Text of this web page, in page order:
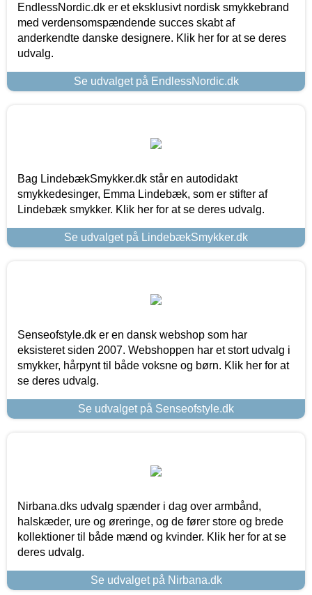
EndlessNordic.dk er et eksklusivt nordisk smykkebrand
med verdensomspændende succes skabt af
anderkendte danske designere. Klik her for at se deres
udvalg.
Se udvalget på EndlessNordic.dk
Bag LindebækSmykker.dk står en autodidakt
smykkedesinger, Emma Lindebæk, som er stifter af
Lindebæk smykker. Klik her for at se deres udvalg.
Se udvalget på LindebækSmykker.dk
Senseofstyle.dk er en dansk webshop som har
eksisteret siden 2007. Webshoppen har et stort udvalg i
smykker, hårpynt til både voksne og børn. Klik her for at
se deres udvalg.
Se udvalget på Senseofstyle.dk
Nirbana.dks udvalg spænder i dag over armbånd,
halskæder, ure og øreringe, og de fører store og brede
kollektioner til både mænd og kvinder. Klik her for at se
deres udvalg.
Se udvalget på Nirbana.dk